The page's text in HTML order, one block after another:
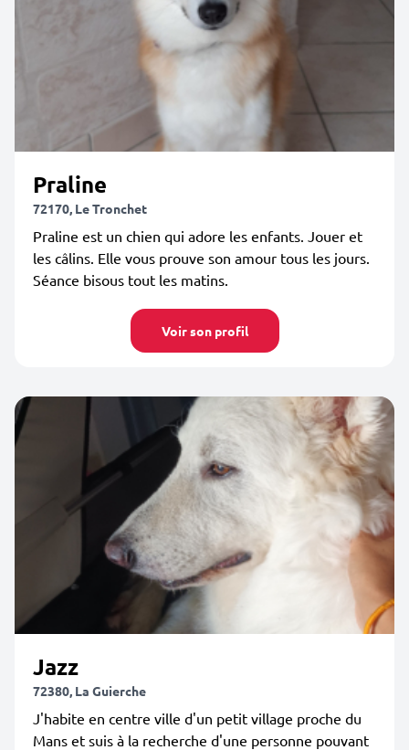
Praline
72170, Le Tronchet
Praline est un chien qui adore les enfants. Jouer et
les câlins. Elle vous prouve son amour tous les jours.
Séance bisous tout les matins.
Voir son profil
Jazz
72380, La Guierche
J'habite en centre ville d'un petit village proche du
Mans et suis à la recherche d'une personne pouvant